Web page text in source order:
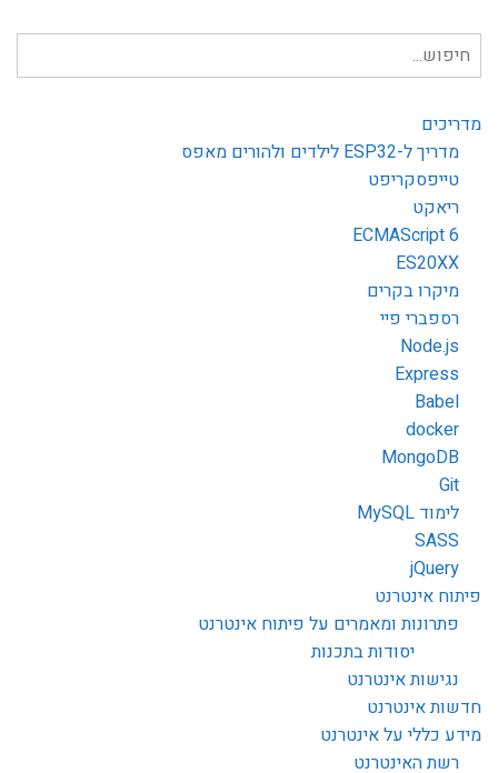
חיפוש
עבור:
מדריכים
מדריך ל-ESP32 לילדים ולהורים מאפס
טייפסקריפט
ריאקט
ECMAScript 6
ES20XX
מיקרו בקרים
רספברי פיי
Node.js
Express
Babel
docker
MongoDB
Git
לימוד MySQL
SASS
jQuery
פיתוח אינטרנט
פתרונות ומאמרים על פיתוח אינטרנט
יסודות בתכנות
נגישות אינטרנט
חדשות אינטרנט
מידע כללי על אינטרנט
רשת האינטרנט